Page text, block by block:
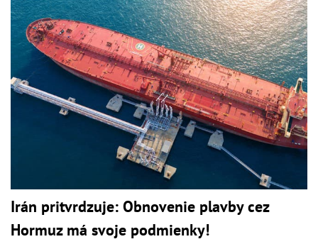
Irán pritvrdzuje: Obnovenie plavby cez
Hormuz má svoje podmienky!